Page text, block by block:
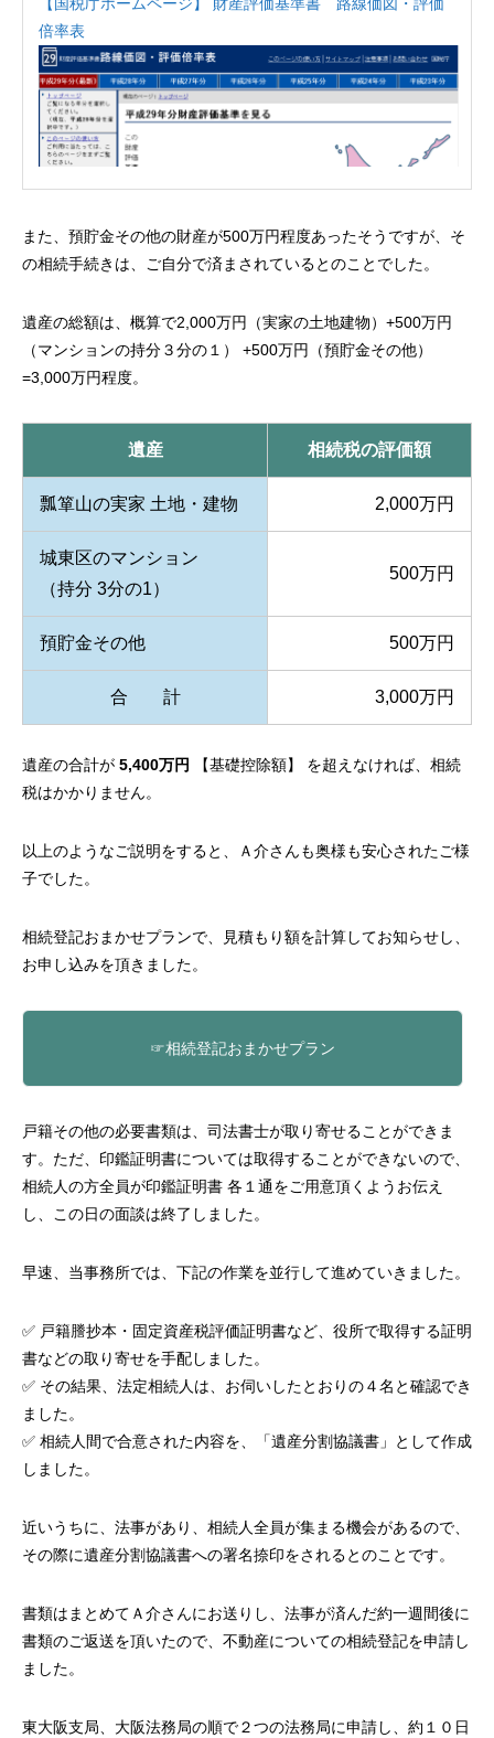
倍率表
また、預貯金その他の財産が500万円程度あったそうですが、そ
の相続手続きは、ご自分で済まされているとのことでした。
遺産の総額は、概算で2,000万円（実家の土地建物）+500万円
（マンションの持分３分の１） +500万円（預貯金その他）
=3,000万円程度。
遺産 相続税の評価額
瓢箪山の実家 土地・建物 2,000万円
城東区のマンション
（持分 3分の1）
500万円
預貯金その他 500万円
合 計 3,000万円
遺産の合計が 5,400万円
【基礎控除額】 を超えなければ、相続
税はかかりません。
以上のようなご説明をすると、Ａ介さんも奥様も安心されたご様
子でした。
相続登記おまかせプランで、見積もり額を計算してお知らせし、
お申し込みを頂きました。
☞相続登記おまかせプラン
戸籍その他の必要書類は、司法書士が取り寄せることができま
す。ただ、印鑑証明書については取得することができないので、
相続人の方全員が印鑑証明書 各１通をご用意頂くようお伝え
し、この日の面談は終了しました。
早速、当事務所では、下記の作業を並行して進めていきました。
✅ 戸籍謄抄本・固定資産税評価証明書など、役所で取得する証明
書などの取り寄せを手配しました。
✅ その結果、法定相続人は、お伺いしたとおりの４名と確認でき
ました。
✅ 相続人間で合意された内容を、「遺産分割協議書」として作成
しました。
近いうちに、法事があり、相続人全員が集まる機会があるので、
その際に遺産分割協議書への署名捺印をされるとのことです。
書類はまとめてＡ介さんにお送りし、法事が済んだ約一週間後に
書類のご返送を頂いたので、不動産についての相続登記を申請し
ました。
東大阪支局、大阪法務局の順で２つの法務局に申請し、約１０日